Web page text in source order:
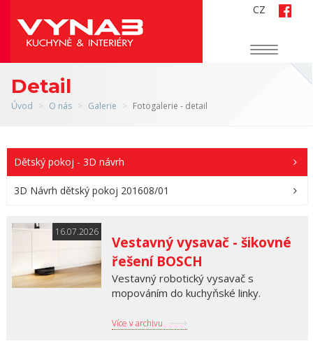
Navigace
CZ
Detail
Úvod O nás Galerie Fotogalerie - detail
Dětský pokoj - 3D návrh
3D Návrh dětský pokoj 201608/01
16.07.2026
Vestavný vysavač - šikovné
řešení BOSCH
Vestavný robotický vysavač s
mopováním do kuchyňské linky.
Více v archivu